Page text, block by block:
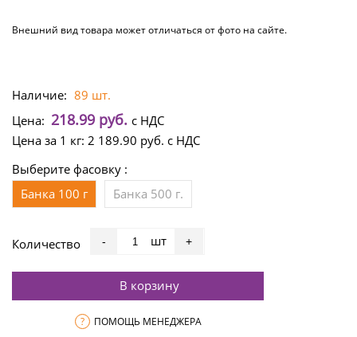
Внешний вид товара может отличаться от фото на сайте.
Наличие: 89 шт.
Цена: 218.99 руб. с НДС
Цена за 1 кг: 2 189.90 руб. с НДС
Выберите фасовку :
Банка 100 г
Банка 500 г.
Количество - шт +
В корзину
? ПОМОЩЬ МЕНЕДЖЕРА